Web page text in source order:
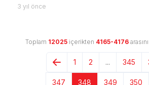
3 yıl önce
Toplam 12025içerikten 4165-4176
1 2 ... 345
347 348 349 350